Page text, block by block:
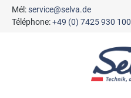
principal
Mél:service@selva.de
Téléphone:+49 (0) 7425 930 100